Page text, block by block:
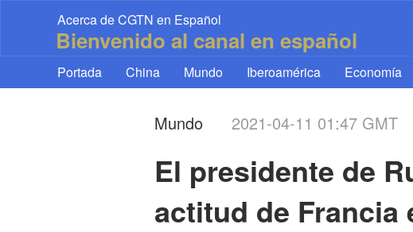
Acerca de CGTN en Español
Bienvenido al canal en español
Portada China Mundo Iberoamérica Economía
Mundo 2021-04-11 01:47 GMT
El presidente de
actitud de Francia